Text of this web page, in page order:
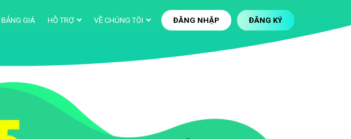
ĐĂNG KÝ
ĐĂNG NHẬP
BẢNG GIÁ HỖ TRỢ VỀ CHÚNG TÔI